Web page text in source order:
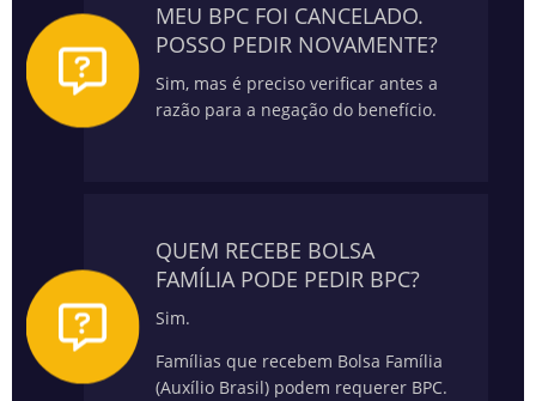
MEU BPC FOI CANCELADO.
POSSO PEDIR NOVAMENTE?
Sim, mas é preciso verificar antes a
razão para a negação do benefício.
QUEM RECEBE BOLSA
FAMÍLIA PODE PEDIR BPC?
Sim.
Famílias que recebem Bolsa Família
(Auxílio Brasil) podem requerer BPC.